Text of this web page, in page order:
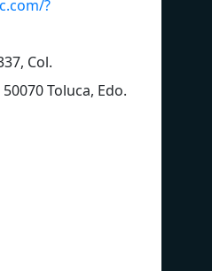
Solís
?
Col.
Toluca, Edo.